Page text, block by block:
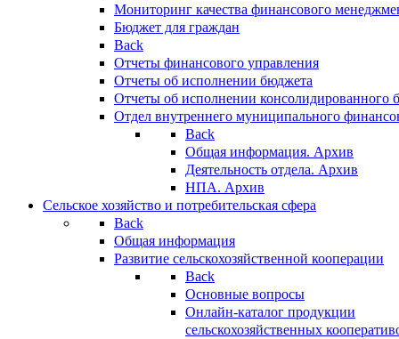
Мониторинг качества финансового
Бюджет для граждан
Back
Отчеты финансового управления
Отчеты об исполнении бюджета
Отчеты об исполнении консолидированного
Отдел внутреннего муниципального
Back
Общая информация. Архив
Деятельность отдела. Архив
НПА. Архив
Сельское хозяйство и потребительская сфера
Back
Общая информация
Развитие сельскохозяйственной кооперации
Back
Основные вопросы
Онлайн-каталог продукции
сельскохозяйственных